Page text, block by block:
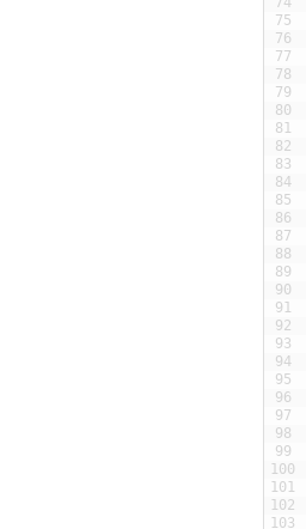
75
76
77
78
79
80
81
82
83
84
85
86
87
88
89
90
91
92
93
94
95
96
97
98
99
100
101
102
103